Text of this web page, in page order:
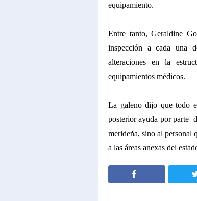
equipamiento.
Entre tanto, Geraldine
inspección a cada una
alteraciones en la
equipamientos médicos.
La galeno dijo que todo
posterior ayuda por parte
merideña, sino al personal
a las áreas anexas del